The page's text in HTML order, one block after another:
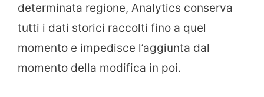
determinata regione, Analytics conserva
tutti i dati storici raccolti fino a quel
momento e impedisce l’aggiunta dal
momento della modifica in poi.